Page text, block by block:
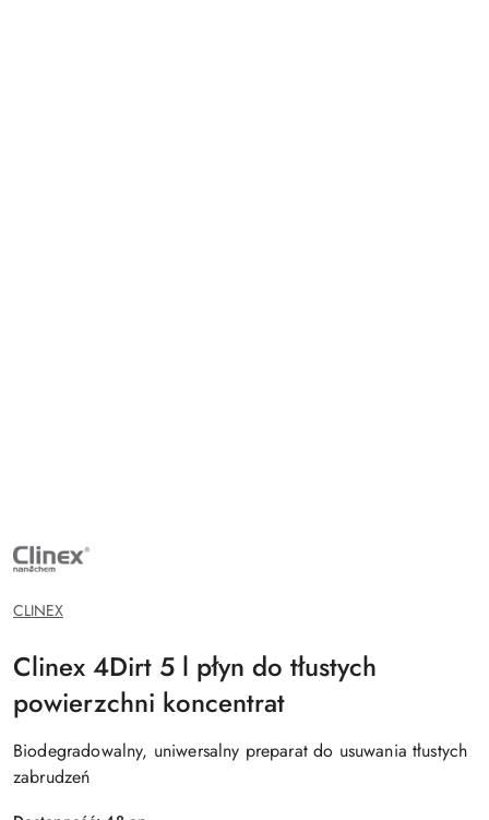
PRODUCENTA:
CLINEX
CHEMIA
CLINEX
Clinex 4Dirt 5 l płyn do tłustych
powierzchni koncentrat
Biodegradowalny, uniwersalny preparat do usuwania tłustych
zabrudzeń